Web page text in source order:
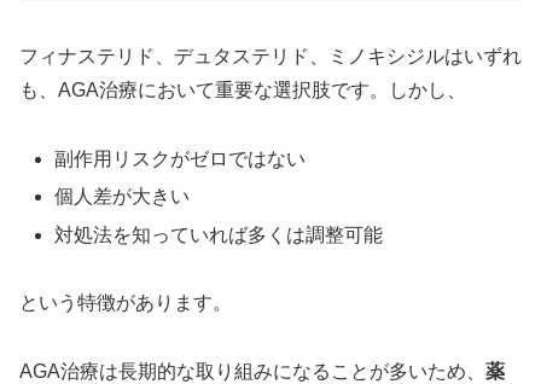
フィナステリド、デュタステリド、ミノキシジルはいずれ
も、AGA治療において重要な選択肢です。しかし、
副作用リスクがゼロではない
個人差が大きい
対処法を知っていれば多くは調整可能
という特徴があります。
AGA治療は長期的な取り組みになることが多いため、 薬